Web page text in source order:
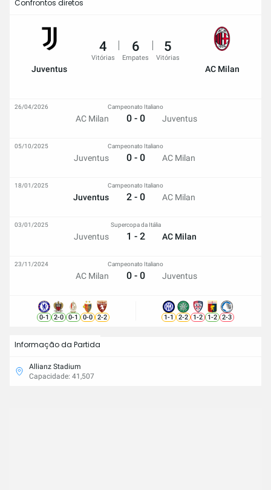
Informação da Partida
Allianz Stadium
Capacidade: 41,507
Confrontos diretos
Juventus
4
Vitórias
6
Empates
5
Vitórias
AC Milan
AC Milan
Campeonato Italiano
0 - 0 Juventus
26/04/2026
Juventus
Campeonato Italiano
0 - 0 AC Milan
05/10/2025
Juventus
Campeonato Italiano
2 - 0 AC Milan
18/01/2025
Juventus
Supercopa da Itália
1 - 2 AC Milan
03/01/2025
AC Milan
Campeonato Italiano
0 - 0 Juventus
23/11/2024
0-1 2-0 0-1 0-0 2-2 1-1 2-2 1-2 1-2 2-3